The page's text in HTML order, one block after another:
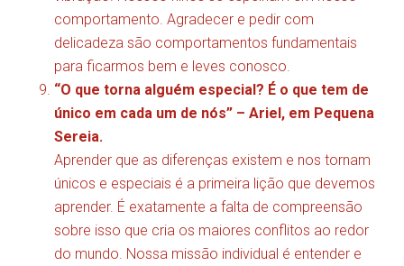
comportamento. Agradecer e pedir com
delicadeza são comportamentos fundamentais
para ficarmos bem e leves conosco.
“O que torna alguém especial? É o que tem de
único em cada um de nós” – Ariel, em Pequena
Sereia.
Aprender que as diferenças existem e nos tornam
únicos e especiais é a primeira lição que devemos
aprender. É exatamente a falta de compreensão
sobre isso que cria os maiores conflitos ao redor
do mundo. Nossa missão individual é entender e